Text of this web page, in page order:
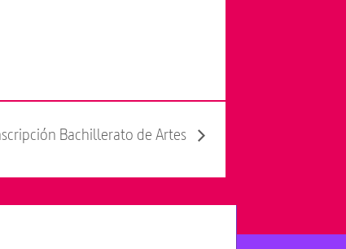
Bachillerato de Artes